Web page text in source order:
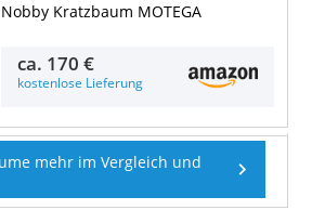
Nobby Kratzbaum MOTEGA
ca. 170 €
kostenlose Lieferung
mehr im Vergleich und